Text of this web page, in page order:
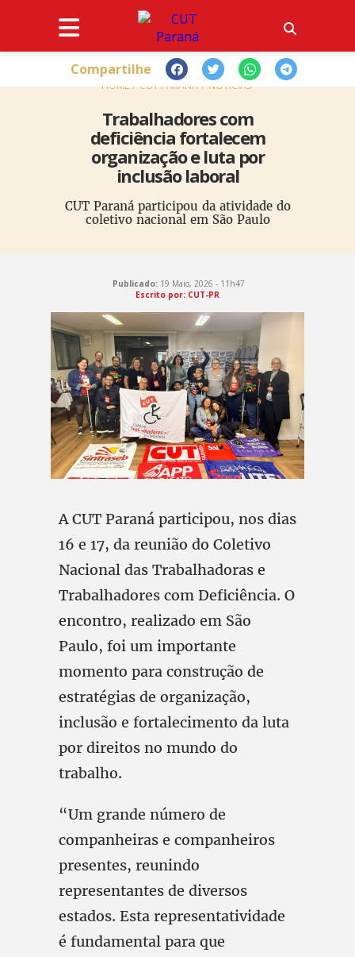
HOME CUT PARANÁ NOTÍCIAS
Trabalhadores com
deficiência fortalecem
organização e luta por
inclusão laboral
CUT Paraná participou da atividade do
coletivo nacional em São Paulo
Compartilhe
Publicado: 19 Maio, 2026 - 11h47
Escrito por: CUT-PR
A CUT Paraná participou, nos dias
16 e 17, da reunião do Coletivo
Nacional das Trabalhadoras e
Trabalhadores com Deficiência. O
encontro, realizado em São
Paulo, foi um importante
momento para construção de
estratégias de organização,
inclusão e fortalecimento da luta
por direitos no mundo do
trabalho.
“Um grande número de
companheiras e companheiros
presentes, reunindo
representantes de diversos
estados. Esta representatividade
é fundamental para que